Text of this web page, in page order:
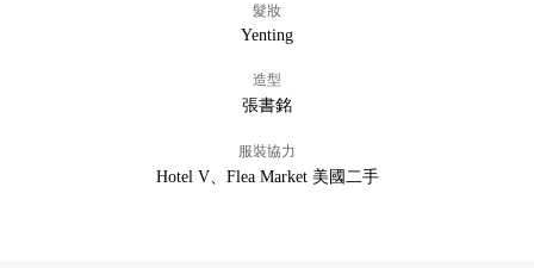
髮妝
Yenting
造型
張書銘
服裝協力
Hotel V、Flea Market 美國二手